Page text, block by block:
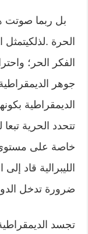
بل ربما صوتت
الحرة
الفكر الحر؛
جوهر
الديمقراطية
تتحدد الحرية
خاصة على مستوى
الليبرالية قاد
ضرورة تدخل
تجسد